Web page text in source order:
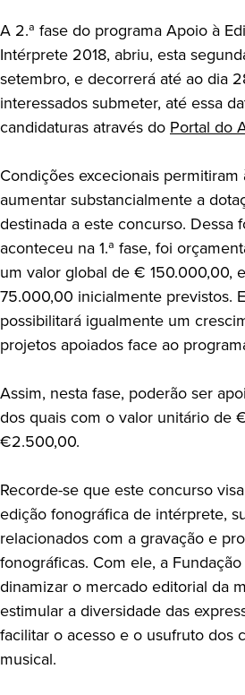
A 2.ª fase do programa Apoio à
Intérprete 2018, abriu, esta
setembro, e decorrerá até ao dia
interessados submeter, até essa
candidaturas através do Portal do
Condições excecionais permitiram
aumentar substancialmente a
destinada a este concurso. Dessa
aconteceu na 1.ª fase, foi
um valor global de € 150.000,00,
75.000,00 inicialmente previstos.
possibilitará igualmente um
projetos apoiados face ao
Assim, nesta fase, poderão ser
dos quais com o valor unitário de
€2.500,00.
Recorde-se que este concurso
edição fonográfica de intérprete,
relacionados com a gravação e
fonográficas. Com ele, a
dinamizar o mercado editorial da
estimular a diversidade das
facilitar o acesso e o usufruto dos
musical.